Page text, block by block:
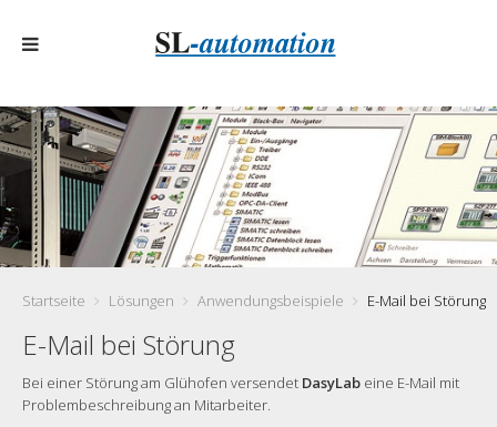
Startseite Lösungen Anwendungsbeispiele E-Mail bei Störung
E-Mail bei Störung
Bei einer Störung am Glühofen versendet DasyLab eine E-Mail mit
Problembeschreibung an Mitarbeiter.